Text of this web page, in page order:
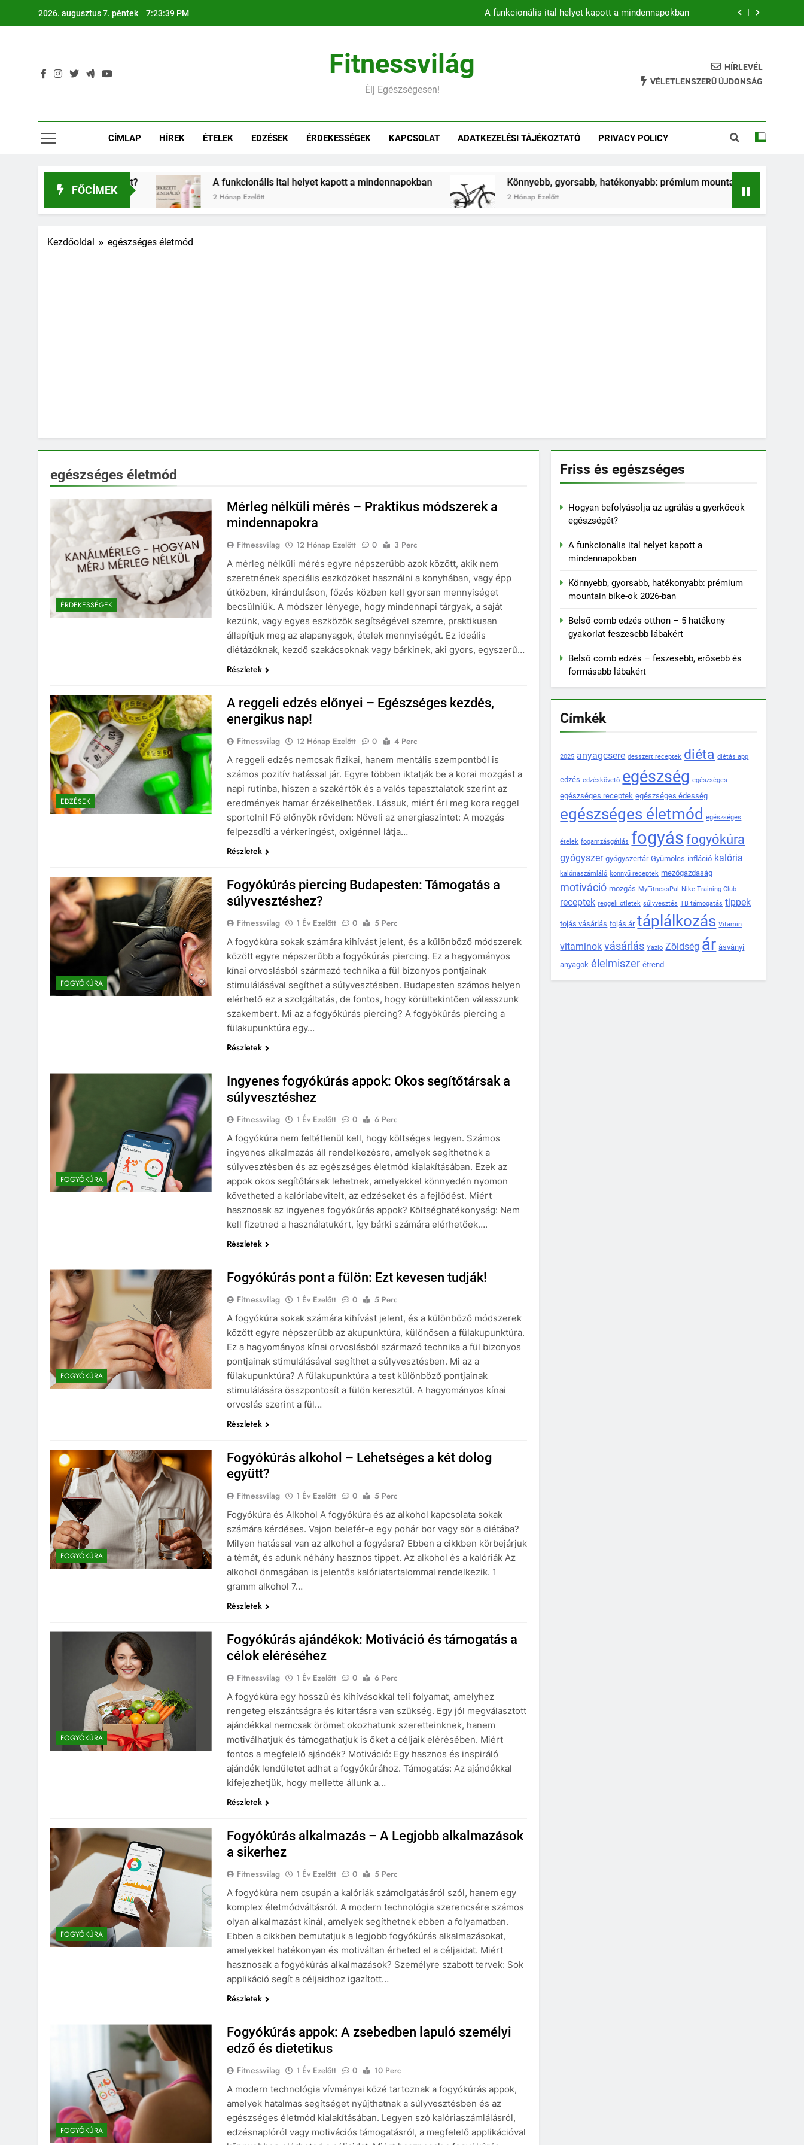
2026. augusztus 7. péntek 7:23:40 PM A funkcionális ital helyet kapott a mindennapokban
Belső comb edzés otthon – 5 hatékony gyakorlat feszesebb lábakért
Könnyebb, gyorsabb, hatékonyabb: prémium mountain bike-ok 2026-ban
Fitnessvilág
Élj Egészségesen!
HÍRLEVÉL
VÉLETLENSZERŰ ÚJDONSÁG
CÍMLAP HÍREK ÉTELEK EDZÉSEK ÉRDEKESSÉGEK KAPCSOLAT ADATKEZELÉSI TÁJÉKOZTATÓ PRIVACY POLICY
FŐCÍMEK
egészségét? A funkcionális ital helyet kapott a mindennapokban
2 Hónap Ezelőtt
Könnyebb, gyorsabb, hatékonyabb: prémium mountain bike-ok 2026-ban
2 Hónap Ezelőtt
Kezdőoldal egészséges életmód
egészséges életmód
ÉRDEKESSÉGEK
Mérleg nélküli mérés – Praktikus módszerek a
mindennapokra
Fitnessvilag 12 Hónap Ezelőtt 0
3 Perc
A mérleg nélküli mérés egyre népszerűbb azok között, akik nem
szeretnének speciális eszközöket használni a konyhában, vagy épp
útközben, kiránduláson, főzés közben kell gyorsan mennyiséget
becsülniük. A módszer lényege, hogy mindennapi tárgyak, a saját
kezünk, vagy egyes eszközök segítségével szemre, praktikusan
állapítjuk meg az alapanyagok, ételek mennyiségét. Ez ideális
diétázóknak, kezdő szakácsoknak vagy bárkinek, aki gyors, egyszerű…
Részletek
EDZÉSEK
A reggeli edzés előnyei – Egészséges kezdés,
energikus nap!
Fitnessvilag 12 Hónap Ezelőtt 0
4 Perc
A reggeli edzés nemcsak fizikai, hanem mentális szempontból is
számos pozitív hatással jár. Egyre többen iktatják be a korai mozgást a
napi rutinba, hiszen a szakértők és a valós tapasztalatok szerint az
eredmények hamar érzékelhetőek. Lássuk, miért éri meg kora reggel
sportolni! Fő előnyök röviden: Növeli az energiaszintet: A mozgás
felpezsdíti a vérkeringést, oxigénnel látja…
Részletek
FOGYÓKÚRA
Fogyókúrás piercing Budapesten: Támogatás a
súlyvesztéshez?
Fitnessvilag 1 Év Ezelőtt 0
5 Perc
A fogyókúra sokak számára kihívást jelent, és a különböző módszerek
között egyre népszerűbb a fogyókúrás piercing. Ez a hagyományos
kínai orvoslásból származó technika a fül bizonyos pontjainak
stimulálásával segíthet a súlyvesztésben. Budapesten számos helyen
elérhető ez a szolgáltatás, de fontos, hogy körültekintően válasszunk
szakembert. Mi az a fogyókúrás piercing? A fogyókúrás piercing a
fülakupunktúra egy…
Részletek
FOGYÓKÚRA
Ingyenes fogyókúrás appok: Okos segítőtársak a
súlyvesztéshez
Fitnessvilag 1 Év Ezelőtt 0
6 Perc
A fogyókúra nem feltétlenül kell, hogy költséges legyen. Számos
ingyenes alkalmazás áll rendelkezésre, amelyek segíthetnek a
súlyvesztésben és az egészséges életmód kialakításában. Ezek az
appok okos segítőtársak lehetnek, amelyekkel könnyedén nyomon
követheted a kalóriabevitelt, az edzéseket és a fejlődést. Miért
hasznosak az ingyenes fogyókúrás appok? Költséghatékonyság: Nem
kell fizetned a használatukért, így bárki számára elérhetőek….
Részletek
FOGYÓKÚRA
Fogyókúrás pont a fülön: Ezt kevesen tudják!
Fitnessvilag 1 Év Ezelőtt 0
5 Perc
A fogyókúra sokak számára kihívást jelent, és a különböző módszerek
között egyre népszerűbb az akupunktúra, különösen a fülakupunktúra.
Ez a hagyományos kínai orvoslásból származó technika a fül bizonyos
pontjainak stimulálásával segíthet a súlyvesztésben. Mi az a
fülakupunktúra? A fülakupunktúra a test különböző pontjainak
stimulálására összpontosít a fülön keresztül. A hagyományos kínai
orvoslás szerint a fül…
Részletek
FOGYÓKÚRA
Fogyókúrás alkohol – Lehetséges a két dolog
együtt?
Fitnessvilag 1 Év Ezelőtt 0
5 Perc
Fogyókúra és Alkohol A fogyókúra és az alkohol kapcsolata sokak
számára kérdéses. Vajon belefér-e egy pohár bor vagy sör a diétába?
Milyen hatással van az alkohol a fogyásra? Ebben a cikkben körbejárjuk
a témát, és adunk néhány hasznos tippet. Az alkohol és a kalóriák Az
alkohol önmagában is jelentős kalóriatartalommal rendelkezik. 1
gramm alkohol 7…
Részletek
FOGYÓKÚRA
Fogyókúrás ajándékok: Motiváció és támogatás a
célok eléréséhez
Fitnessvilag 1 Év Ezelőtt 0
6 Perc
A fogyókúra egy hosszú és kihívásokkal teli folyamat, amelyhez
rengeteg elszántságra és kitartásra van szükség. Egy jól megválasztott
ajándékkal nemcsak örömet okozhatunk szeretteinknek, hanem
motiválhatjuk és támogathatjuk is őket a céljaik elérésében. Miért
fontos a megfelelő ajándék? Motiváció: Egy hasznos és inspiráló
ajándék lendületet adhat a fogyókúrához. Támogatás: Az ajándékkal
kifejezhetjük, hogy mellette állunk a…
Részletek
FOGYÓKÚRA
Fogyókúrás alkalmazás – A Legjobb alkalmazások
a sikerhez
Fitnessvilag 1 Év Ezelőtt 0
5 Perc
A fogyókúra nem csupán a kalóriák számolgatásáról szól, hanem egy
komplex életmódváltásról. A modern technológia szerencsére számos
olyan alkalmazást kínál, amelyek segíthetnek ebben a folyamatban.
Ebben a cikkben bemutatjuk a legjobb fogyókúrás alkalmazásokat,
amelyekkel hatékonyan és motiváltan érheted el a céljaidat. Miért
hasznosak a fogyókúrás alkalmazások? Személyre szabott tervek: Sok
applikáció segít a céljaidhoz igazított…
Részletek
FOGYÓKÚRA
Fogyókúrás appok: A zsebedben lapuló személyi
edző és dietetikus
Fitnessvilag 1 Év Ezelőtt 0
10 Perc
A modern technológia vívmányai közé tartoznak a fogyókúrás appok,
amelyek hatalmas segítséget nyújthatnak a súlyvesztésben és az
egészséges életmód kialakításában. Legyen szó kalóriaszámlálásról,
edzésnaplóról vagy motivációs támogatásról, a megfelelő applikációval
Friss és egészséges
Hogyan befolyásolja az ugrálás a gyerkőcök
egészségét?
A funkcionális ital helyet kapott a
mindennapokban
Könnyebb, gyorsabb, hatékonyabb: prémium
mountain bike-ok 2026-ban
Belső comb edzés otthon – 5 hatékony
gyakorlat feszesebb lábakért
Belső comb edzés – feszesebb, erősebb és
formásabb lábakért
Címkék
2025 anyagcsere desszert receptek diéta diétás app
edzés edzéskövető egészség egészséges
egészséges receptek egészséges édesség
egészséges életmód egészséges
ételek fogamzásgátlás fogyás fogyókúra
gyógyszer gyógyszertár Gyümölcs infláció kalória
kalóriaszámláló könnyű receptek mezőgazdaság
motiváció mozgás MyFitnessPal Nike Training Club
receptek reggeli ötletek súlyvesztés TB támogatás tippek
tojás vásárlás tojás ár táplálkozás Vitamin
vitaminok vásárlás Yazio Zöldség ár ásványi
anyagok élelmiszer étrend